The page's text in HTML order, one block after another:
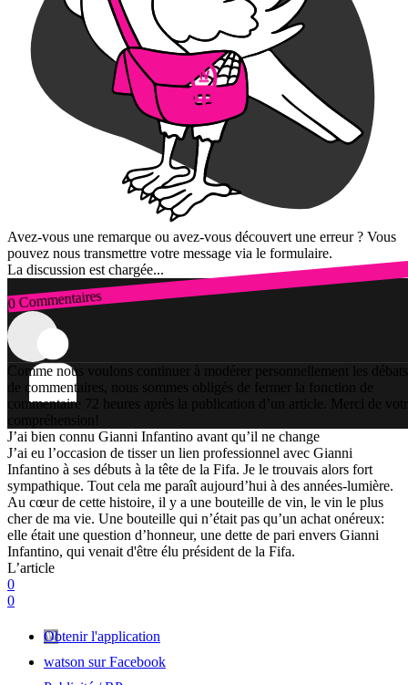
Avez-vous une remarque ou avez-vous découvert une erreur ? Vous
pouvez nous transmettre votre message via le formulaire.
La discussion est chargée...
0 Commentaires
Connexion
Comme nous voulons continuer à modérer personnellement les débats
de commentaires, nous sommes obligés de fermer la fonction de
commentaire 72 heures après la publication d’un article. Merci de
compréhension!
J’ai bien connu Gianni Infantino avant qu’il ne change
J’ai eu l’occasion de tisser un lien professionnel avec Gianni
Infantino à ses débuts à la tête de la Fifa. Je le trouvais alors fort
sympathique. Tout cela me paraît aujourd’hui à des années-lumière.
Au cœur de cette histoire, il y a une bouteille de vin, le vin le plus
cher de ma vie. Une bouteille qui n’était pas qu’un achat onéreux:
elle était une question d’honneur, une dette de pari envers Gianni
Infantino, qui venait d'être élu président de la Fifa.
L’article
0
0
Obtenir l'application
watson sur Facebook